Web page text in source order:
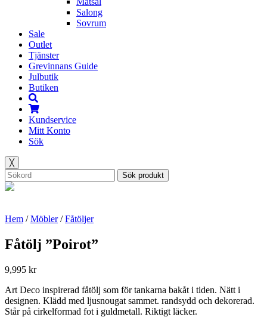
Salong
Sovrum
Sale
Outlet
Tjänster
Grevinnans Guide
Julbutik
Butiken
Kundservice
Mitt Konto
Sök
╳
Sök produkt
Hem /Möbler/Fåtöljer
Fåtölj ”Poirot”
9,995 kr
Art Deco inspirerad fåtölj som för tankarna bakåt i tiden. Nätt i
designen. Klädd med ljusnougat sammet. randsydd och dekorerad.
Står på cirkelformad fot i guldmetall. Riktigt läcker.